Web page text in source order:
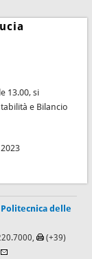
13.00, si
e Bilancio
delle
(+39)